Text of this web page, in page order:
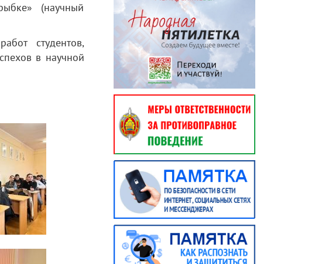
(научный
студентов,
в научной